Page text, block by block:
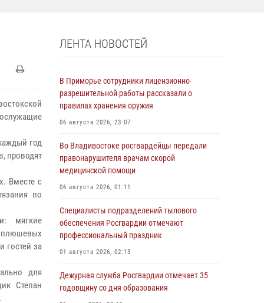
год
проводят
Вместе с
по
мягкие
плюшевых
гостей за
для
Степан
ЛЕНТА НОВОСТЕЙ
В Приморье сотрудники лицензионно-
разрешительной работы рассказали о
правилах хранения оружия
06 августа 2026, 23:07
Во Владивостоке росгвардейцы передали
правонарушителя врачам скорой
медицинской помощи
06 августа 2026, 01:11
Специалисты подразделений тылового
обеспечения Росгвардии отмечают
профессиональный праздник
01 августа 2026, 02:13
Дежурная служба Росгвардии отмечает 35
годовщину со дня образования